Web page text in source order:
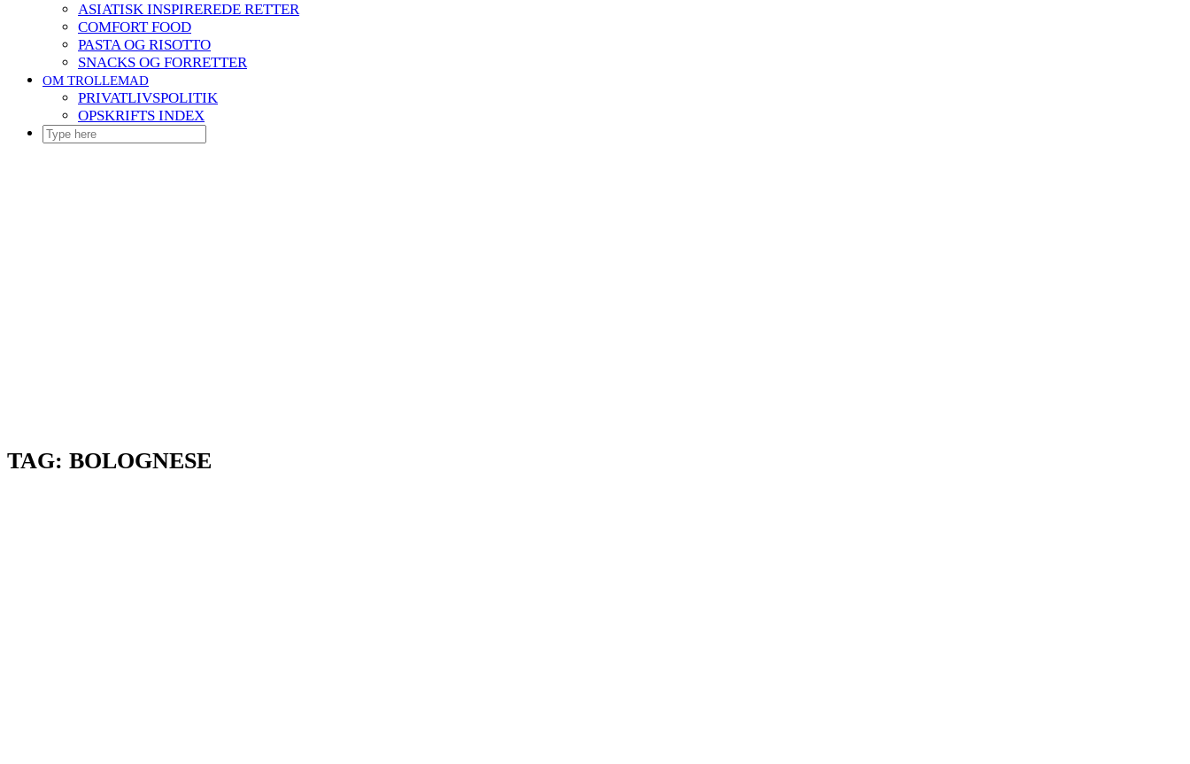
ASIATISK INSPIREREDE RETTER
COMFORT FOOD
PASTA OG RISOTTO
SNACKS OG FORRETTER
OM TROLLEMAD
PRIVATLIVSPOLITIK
OPSKRIFTS INDEX
TAG: BOLOGNESE